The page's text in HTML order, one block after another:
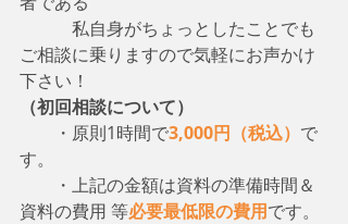
私自身がちょっとしたことでも
ご相談に乗りますので気軽にお声かけ
下さい！
（初回相談について）
・原則1時間で3,000円（税込） で
す。
・上記の金額は資料の準備時間＆
資料の費用 等必要最低限の費用です。